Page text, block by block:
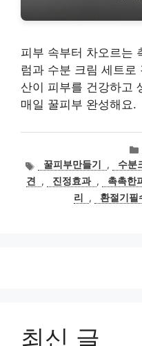
피부 속부터 차오르는
럼과 수분 크림 세트로
산이 피부를 건강하고
매일 꿀피부 완성해요.
태꿀피부만들기 , 수분
견
, 진정효과 , 촉촉한
리
, 환절기필
최신 글